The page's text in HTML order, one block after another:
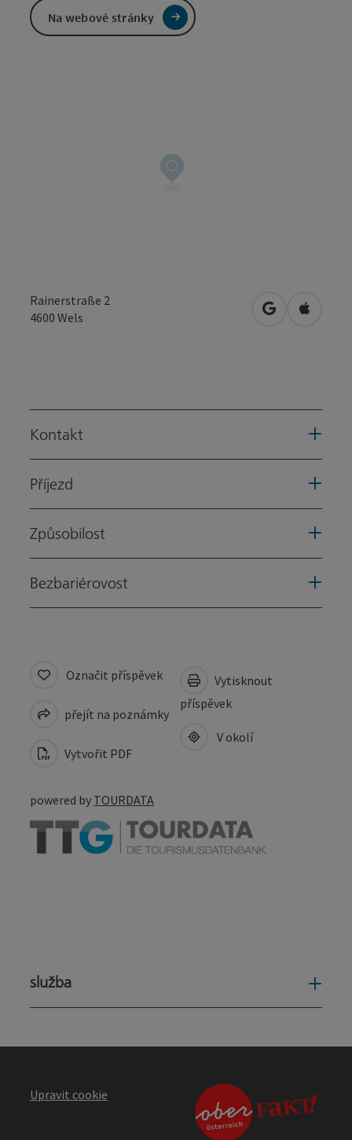
Rainerstraße 2
4600 Wels Otevřít vOtevřít
Kontakt
Příjezd
Způsobilost
Bezbariérovost
Na webové stránky
Označit příspěvek
přejít na poznámky
Vytvořit PDF
Vytisknout
příspěvek
V okolí
powered by TOURDATA
služba
Upravit cookie